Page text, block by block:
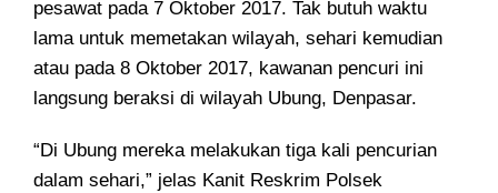
pesawat pada 7 Oktober 2017. Tak butuh waktu
lama untuk memetakan wilayah, sehari kemudian
atau pada 8 Oktober 2017, kawanan pencuri ini
langsung beraksi di wilayah Ubung, Denpasar.
“Di Ubung mereka melakukan tiga kali pencurian
dalam sehari,” jelas Kanit Reskrim Polsek